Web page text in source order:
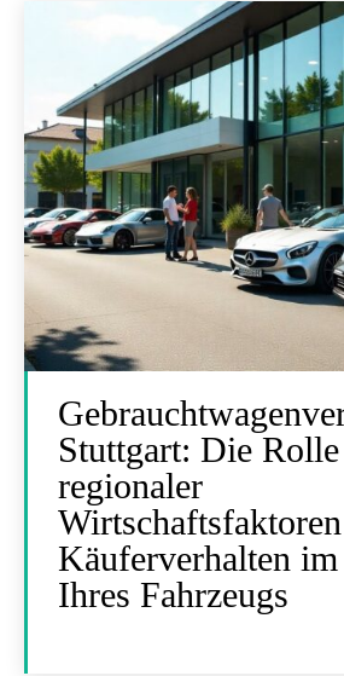
Stuttgart: Die Rolle
regionaler
Käuferverhalten
Ihres Fahrzeugs